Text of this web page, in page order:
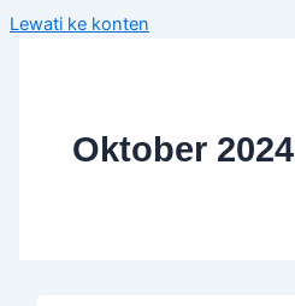
Lewati ke konten
Oktober 2024